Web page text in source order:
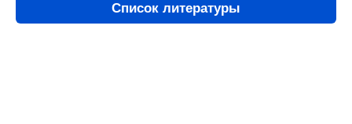
Список литературы